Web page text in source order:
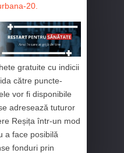
20.
gratuite cu indicii
către puncte-
vor fi disponibile
adresează tuturor
Reșița într-un mod
a face posibilă
fonduri prin